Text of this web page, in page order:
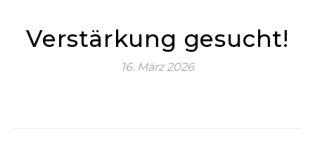
Verstärkung gesucht!
16. März 2026